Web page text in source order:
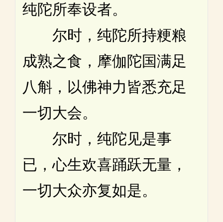
纯陀所奉设者。
尔时，纯陀所持粳粮
成熟之食，摩伽陀国满足
八斛，以佛神力皆悉充足
一切大会。
尔时，纯陀见是事
已，心生欢喜踊跃无量，
一切大众亦复如是。